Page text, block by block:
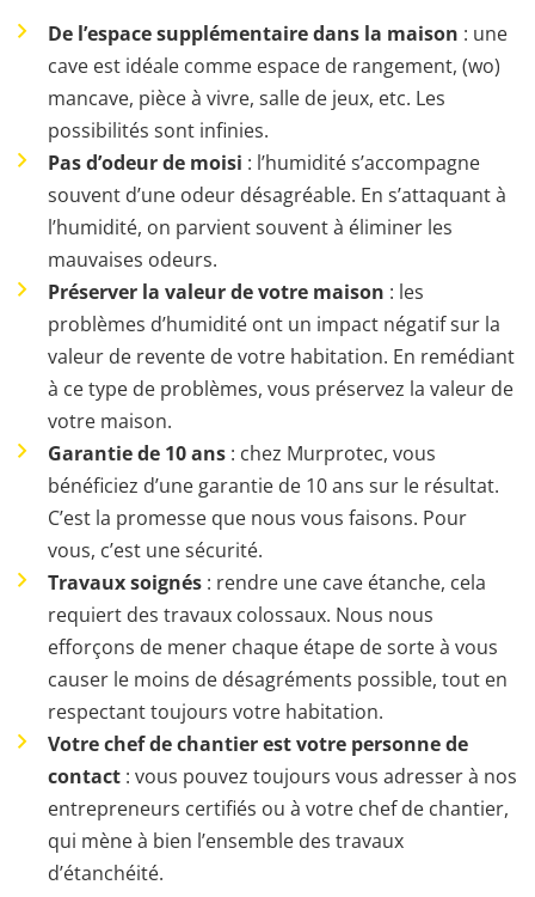
De l’espace supplémentaire dans la maison : une
cave est idéale comme espace de rangement, (wo)
mancave, pièce à vivre, salle de jeux, etc. Les
possibilités sont infinies.
Pas d’odeur de moisi : l’humidité s’accompagne
souvent d’une odeur désagréable. En s’attaquant à
l’humidité, on parvient souvent à éliminer les
mauvaises odeurs.
Préserver la valeur de votre maison : les
problèmes d’humidité ont un impact négatif sur la
valeur de revente de votre habitation. En remédiant
à ce type de problèmes, vous préservez la valeur de
votre maison.
Garantie de 10 ans : chez Murprotec, vous
bénéficiez d’une garantie de 10 ans sur le résultat.
C’est la promesse que nous vous faisons. Pour
vous, c’est une sécurité.
Travaux soignés : rendre une cave étanche, cela
requiert des travaux colossaux. Nous nous
efforçons de mener chaque étape de sorte à vous
causer le moins de désagréments possible, tout en
respectant toujours votre habitation.
Votre chef de chantier est votre personne de
contact : vous pouvez toujours vous adresser à nos
entrepreneurs certifiés ou à votre chef de chantier,
qui mène à bien l’ensemble des travaux
d’étanchéité.